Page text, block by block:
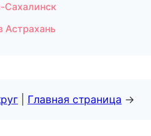
Сахалинск
Астрахань
Главная страница →